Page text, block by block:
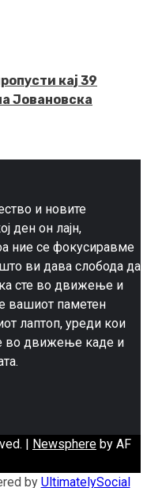
кај 39
Јовановска
и новите
ден он лајн,
ние се фокусиравме
ви дава слобода да
сте во движење и
вашиот паметен
лаптоп, уреди кои
во движење каде и
Newsphere by AF
by UltimatelySocial